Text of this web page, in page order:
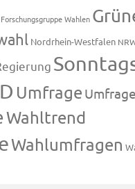
Forschungsgruppe Wahlen
Nordrhein-Westfalen
Umfrage
Wahltrend
Wahlumfragen